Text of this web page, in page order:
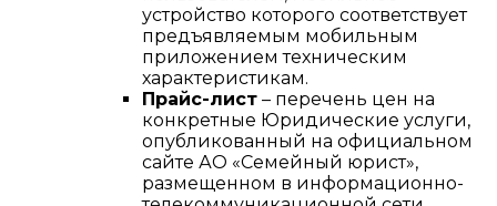
устройство которого соответствует
предъявляемым мобильным
приложением техническим
характеристикам.
Прайс-лист – перечень цен на
конкретные Юридические услуги,
опубликованный на официальном
сайте АО «Семейный юрист»,
размещенном в информационно-